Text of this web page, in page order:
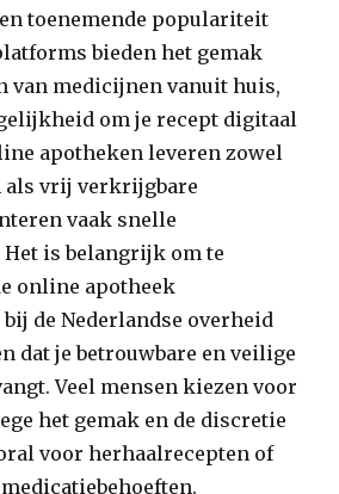
toenemende populariteit
bieden het gemak
van medicijnen vanuit huis,
om je recept digitaal
apotheken leveren zowel
als vrij verkrijgbare
vaak snelle
is belangrijk om te
online apotheek
de Nederlandse overheid
dat je betrouwbare en veilige
Veel mensen kiezen voor
het gemak en de discretie
voor herhaalrecepten of